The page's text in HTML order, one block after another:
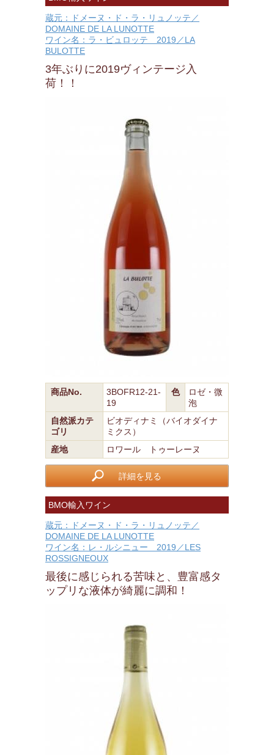
蔵元：ドメーヌ・ド・ラ・リュノッテ／
DOMAINE DE LA LUNOTTE
ワイン名：ラ・ビュロッテ 2019／LA
BULOTTE
3年ぶりに2019ヴィンテージ入
荷！！
商品No.
3BOFR12-21-
19
色
ロゼ・微
泡
自然派カテ
ゴリ
ビオディナミ（バイオダイナ
ミクス）
産地
ロワール トゥーレーヌ
詳細を見る
BMO輸入ワイン
蔵元：ドメーヌ・ド・ラ・リュノッテ／
DOMAINE DE LA LUNOTTE
ワイン名：レ・ルシニュー 2019／LES
ROSSIGNEOUX
最後に感じられる苦味と、豊富感タ
ップリな液体が綺麗に調和！